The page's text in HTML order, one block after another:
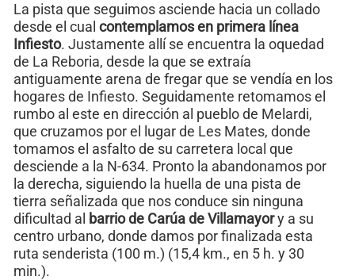
La pista que seguimos asciende hacia un collado
desde el cual contemplamos en primera línea
Infiesto. Justamente allí se encuentra la oquedad
de La Reboria, desde la que se extraía
antiguamente arena de fregar que se vendía en los
hogares de Infiesto. Seguidamente retomamos el
rumbo al este en dirección al pueblo de Melardi,
que cruzamos por el lugar de Les Mates, donde
tomamos el asfalto de su carretera local que
desciende a la N-634. Pronto la abandonamos por
la derecha, siguiendo la huella de una pista de
tierra señalizada que nos conduce sin ninguna
dificultad al barrio de Carúa de Villamayory a su
centro urbano, donde damos por finalizada esta
ruta senderista (100 m.) (15,4 km., en 5 h. y 30
min.).